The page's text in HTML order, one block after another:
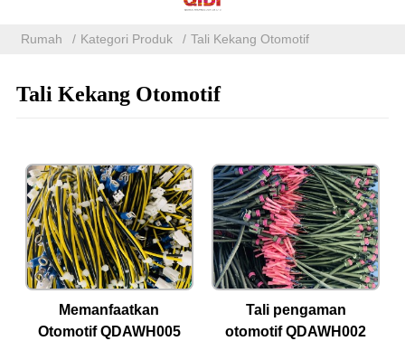
Rumah Kategori Produk Tali Kekang Otomotif
Tali Kekang Otomotif
Memanfaatkan
Otomotif QDAWH005
Tali pengaman
otomotif QDAWH002